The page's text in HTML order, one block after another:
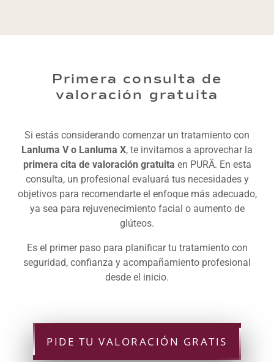
Primera consulta de
valoración gratuita
Si estás considerando comenzar un tratamiento con
Lanluma V o Lanluma X, te invitamos a aprovechar la
primera cita de valoración gratuita en PURÄ. En esta
consulta, un profesional evaluará tus necesidades y
objetivos para recomendarte el enfoque más adecuado,
ya sea para rejuvenecimiento facial o aumento de
glúteos.
Es el primer paso para planificar tu tratamiento con
seguridad, confianza y acompañamiento profesional
desde el inicio.
PIDE TU VALORACIÓN GRATIS